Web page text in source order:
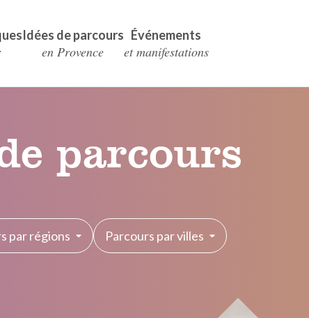
Idées de parcours
en Provence
Événements
et manifestations
parcours
par régions Parcours par villes